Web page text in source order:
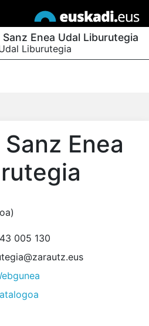
Enea Udal Liburutegia
Liburutegia
Enea
005 130